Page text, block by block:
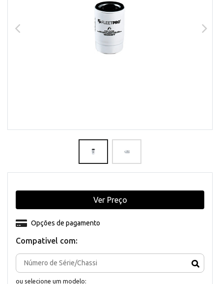
Compativel com:
ou selecione um modelo:
Opções de pagamento
Ver Preço